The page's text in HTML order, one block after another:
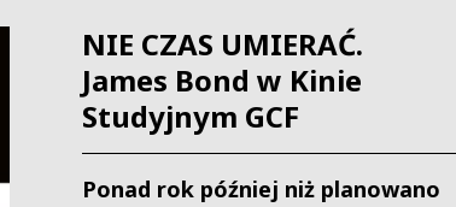
NIE CZAS UMIERAĆ.
James Bond w Kinie
Studyjnym GCF
Ponad rok później niż planowano